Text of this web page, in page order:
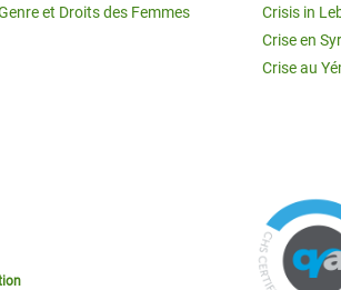
et Droits des Femmes
Crisis in
Crise en
Crise au